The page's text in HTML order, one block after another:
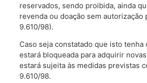
reservados, sendo proibida, ainda
revenda ou doação sem autorização
9.610/98).
Caso seja constatado que isto tenha
estará bloqueada para adquirir
estará sujeita às medidas previstas
9.610/98.